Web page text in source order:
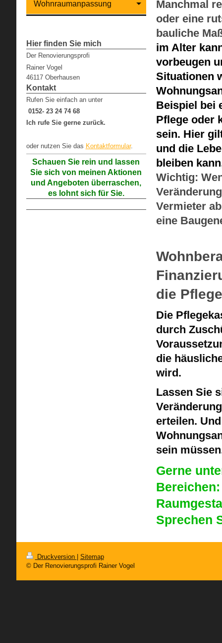
Manchmal
oder eine
bauliche
im Alter
vorbeugen
Situationen
Beispiel bei
Pflege oder
sein. Hier
und die
bleiben
Wichtig:
Vermieter
eine
die
Die
durch
die
wird.
Lassen Sie
erteilen.
sein
Gerne
Sprechen
Wohnraumanpassung
Hier finden Sie mich
Der Renovierungsprofi
Rainer Vogel
46117 Oberhausen
Kontakt
Rufen Sie einfach an unter
0152- 23 24 74 68
Ich rufe Sie gerne zurück.
oder nutzen Sie das Kontaktformular.
Schauen Sie rein und lassen
Sie sich von meinen Aktionen
und Angeboten überraschen,
es lohnt sich für Sie.
Druckversion
Sitemap
© Der Renovierungsprofi Rainer Vogel